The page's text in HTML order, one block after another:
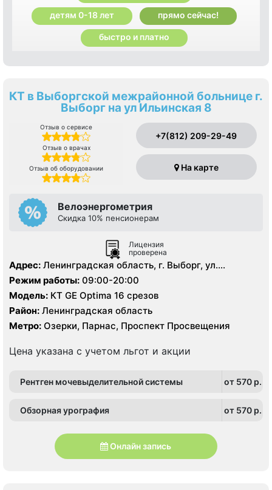
детям 0-18 лет прямо сейчас!
быстро и платно
КТ в Выборгской межрайонной больнице г.
Выборг на ул Ильинская 8
Отзыв о сервисе
Отзыв о врачах
Отзыв об оборудовании
+7(812) 209-29-49
На карте
Велоэнергометрия
Скидка 10% пенсионерам
Лицензия
проверена
Адрес: Ленинградская область, г. Выборг, ул.
Ильинская, д.8.
Режим работы: 09:00-20:00
Модель: КТ GE Optima 16 срезов
Район: Ленинградская область
Метро: Озерки, Парнас, Проспект Просвещения
Цена указана с учетом льгот и акции
Рентген мочевыделительной системы от 570 p.
Обзорная урография от 570 p.
Онлайн запись